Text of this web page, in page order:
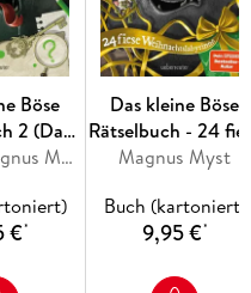
auf spielerische Weise
Ideal für Ferien,
Geschenk für alle
Böse
2 (Das
Buch)Schuft, Magnus Myst
€*
Das kleine Böse
Rätselbuch - 24
Buch)
Magnus Myst
Buch (kartoniert)
9,95 €*